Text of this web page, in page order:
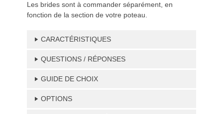
Les brides sont à commander séparément, en
fonction de la section de votre poteau.
CARACTÉRISTIQUES
QUESTIONS / RÉPONSES
GUIDE DE CHOIX
OPTIONS